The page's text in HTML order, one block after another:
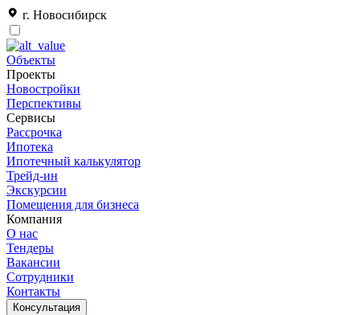
г. Новосибирск
Объекты
Проекты
Новостройки
Перспективы
Сервисы
Рассрочка
Ипотека
Ипотечный калькулятор
Трейд-ин
Экскурсии
Помещения для бизнеса
Компания
О нас
Тендеры
Вакансии
Сотрудники
Контакты
Консультация